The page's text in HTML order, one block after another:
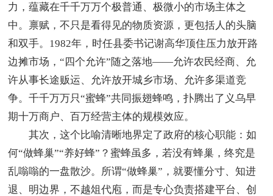
力，蕴藏在千千万万个极普通、极微小的市场主体之
中。禀赋，不只是看得见的物质资源，更包括人的头脑
和双手。1982年，时任县委书记谢高华顶住压力放开路
边摊市场，“四个允许”随之落地——允许农民经商、允
许从事长途贩运、允许放开城乡市场、允许多渠道竞
争。千千万万只“蜜蜂”共同振翅蜂鸣，扑腾出了义乌早
期十万商户、百万经营主体的规模效应。
其次，这个比喻清晰地界定了政府的核心职能：如
何“做蜂巢”“养好蜂”？蜜蜂虽多，若没有蜂巢，终究是
乱嗡嗡的一盘散沙。所谓“做蜂巢”，就要懂分寸、知进
退、明边界，不越俎代庖，而是专心负责搭建平台、创